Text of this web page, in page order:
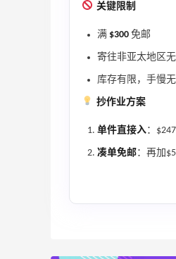
关键限制
满 $300 免邮
寄往非亚太地区
库存有限，手慢无
抄作业方案
单件直接入：
凑单免邮：再加
Bloomingdales：美
满$200享8.5折优惠+
Bloomingdales
Space NK UK：美妆
Eldridge、Hourglass
Space NK UK